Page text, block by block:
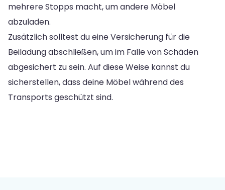
mehrere Stopps macht, um andere Möbel
abzuladen.
Zusätzlich solltest du eine Versicherung für die
Beiladung abschließen, um im Falle von Schäden
abgesichert zu sein. Auf diese Weise kannst du
sicherstellen, dass deine Möbel während des
Transports geschützt sind.